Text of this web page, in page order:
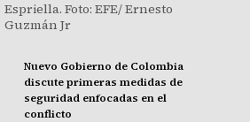
Nuevo Gobierno de Colombia
discute primeras medidas de
seguridad enfocadas en el
conflicto